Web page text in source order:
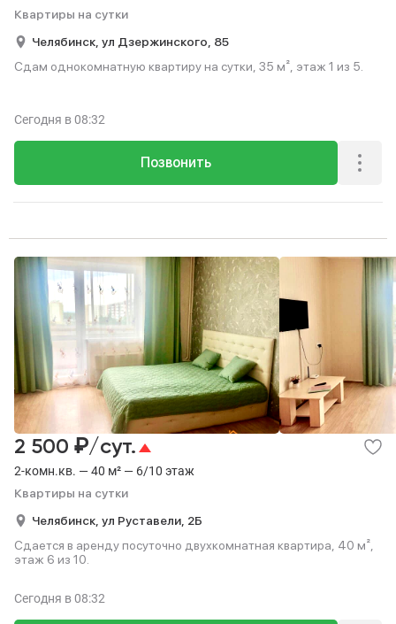
Квартиры на сутки
Челябинск, ул Дзержинского, 85
Сдам однокомнатную квартиру на сутки, 35 м², этаж 1 из 5.
Позвонить
Сегодня в 08:32
2-комн.кв. — 40 м² — 6/10 этаж
Квартиры на сутки
2 500 ₽/сут.
Челябинск, ул Руставели, 2Б
Сдается в аренду посуточно двухкомнатная квартира, 40 м²,
этаж 6 из 10.
Сегодня в 08:32